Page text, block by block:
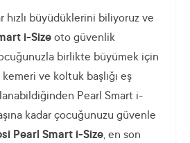
hızlı büyüdüklerini biliyoruz ve
i-Size oto güvenlik
birlikte büyümek için
ve koltuk başlığı eş
Pearl Smart i-
kadar çocuğunuzu güvenle
Pearl Smart i-Size, en son